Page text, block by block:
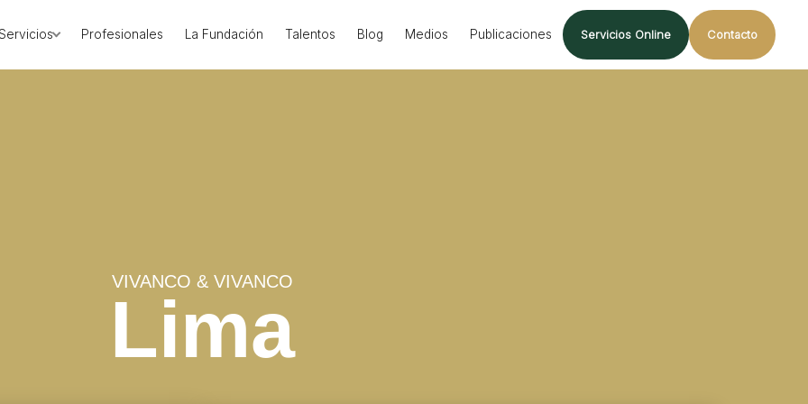
Profesionales La Fundación Talentos Blog Medios Publicaciones Servicios Online Contacto
VIVANCO & VIVANCO
Lima